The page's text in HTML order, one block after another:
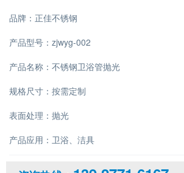
品牌：正佳不锈钢
产品型号：zjwyg-002
产品名称：不锈钢卫浴管抛光
规格尺寸：按需定制
表面处理：抛光
产品应用：卫浴、洁具